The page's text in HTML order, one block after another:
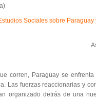
Sociales sobre
Paraguay se enfrenta a
Las fuerzas reaccionarias y
organizado detrás de una